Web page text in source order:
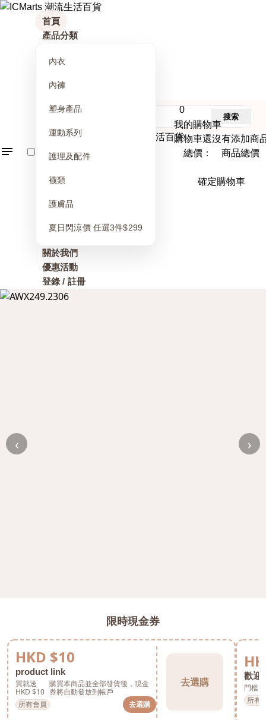
首頁
產品分類
內衣
內褲
塑身產品
運動系列
護理及配件
襪類
護膚品
夏日閃涼價 任選3件$299
關於我們
優惠活動
登錄 / 註冊
0
我的購物車
購物車還沒有添加商
總價： 商品總價
確定購物車
搜索
‹ ›
限時現金券
HKD $10
product link
買就送
HKD $10
購買本商品並全部發貨後，現金
券將自動發放到帳戶
所有會員
去選購
去選購
歡迎
門檻
所有